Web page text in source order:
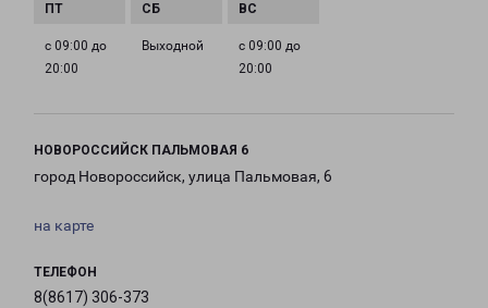
с 09:00 до
20:00
Выходной
с 09:00 до
20:00
НОВОРОССИЙСК ПАЛЬМОВАЯ 6
город Новороссийск, улица Пальмовая, 6
на карте
ТЕЛЕФОН
8(8617) 306-373